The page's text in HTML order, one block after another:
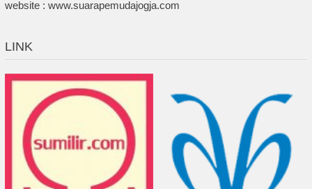
website : www.suarapemudajogja.com
LINK